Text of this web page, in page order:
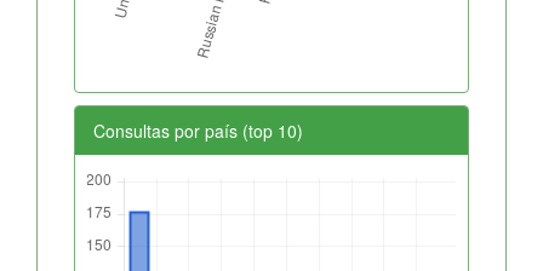
Consultas por país (top 10)